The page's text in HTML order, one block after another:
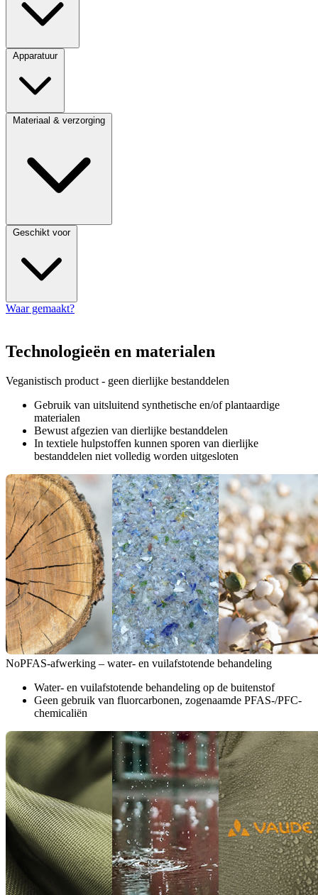
Apparatuur
Materiaal & verzorging
Geschikt voor
Waar gemaakt?
Technologieën en materialen
Veganistisch product - geen dierlijke bestanddelen
Gebruik van uitsluitend synthetische en/of plantaardige
materialen
Bewust afgezien van dierlijke bestanddelen
In textiele hulpstoffen kunnen sporen van dierlijke
bestanddelen niet volledig worden uitgesloten
NoPFAS-afwerking – water- en vuilafstotende behandeling
Water- en vuilafstotende behandeling op de buitenstof
Geen gebruik van fluorcarbonen, zogenaamde PFAS-/PFC-
chemicaliën